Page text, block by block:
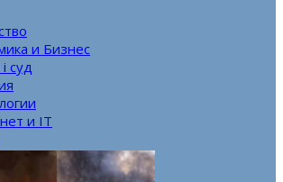
и Бизнес
суд
и IT